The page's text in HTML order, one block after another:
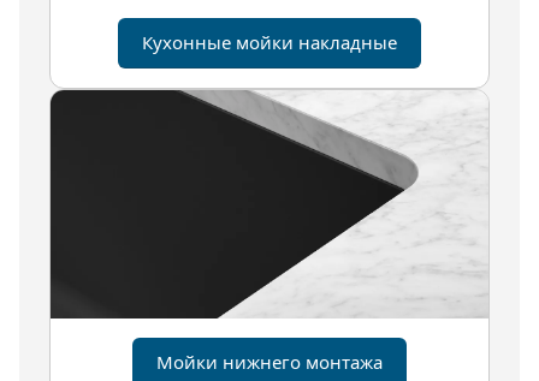
Кухонные мойки накладные
Мойки нижнего монтажа